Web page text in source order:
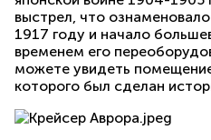
выстрел, что
1917 году и начало
временем его
можете увидеть
которого был сделан